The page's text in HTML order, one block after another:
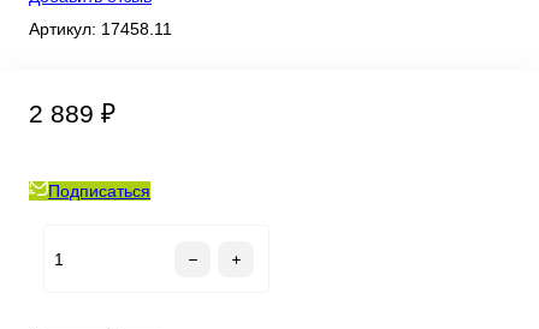
Артикул: 17458.11
2 889 ₽
Подписаться